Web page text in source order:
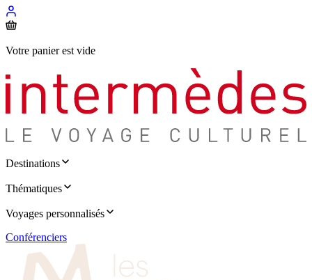
Votre panier est vide
Destinations
Thématiques
Voyages personnalisés
Conférenciers